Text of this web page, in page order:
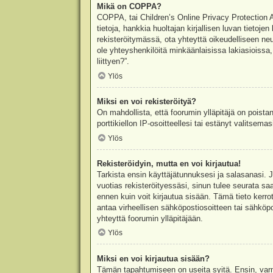
Mikä on COPPA?
COPPA, tai Children’s Online Privacy
tietoja, hankkia huoltajan kirjallisen luvan
rekisteröitymässä, ota yhteyttä oikeudelliseen
ole yhteyshenkilöitä minkäänlaisissa
liittyen?”.
Ylös
Miksi en voi rekisteröityä?
On mahdollista, että foorumin ylläpitäjä on
porttikiellon IP-osoitteellesi tai estänyt
Ylös
Rekisteröidyin, mutta en voi kirjautua!
Tarkista ensin käyttäjätunnuksesi ja salasanasi.
vuotias rekisteröityessäsi, sinun tulee seurata
ennen kuin voit kirjautua sisään. Tämä tieto
antaa virheellisen sähköpostiosoitteen tai
yhteyttä foorumin ylläpitäjään.
Ylös
Miksi en voi kirjautua sisään?
Tämän tapahtumiseen on useita syitä. Ensin,